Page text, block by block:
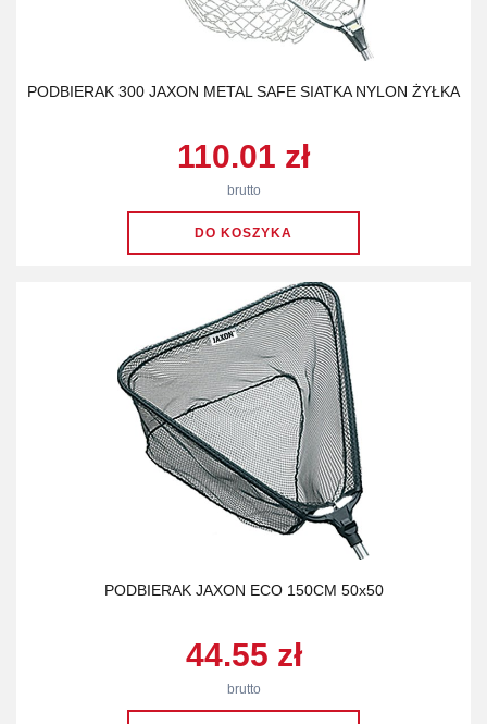
PODBIERAK 300 JAXON METAL SAFE SIATKA NYLON ŻYŁKA
110.01 zł
brutto
PODBIERAK JAXON ECO 150CM 50x50
44.55 zł
brutto